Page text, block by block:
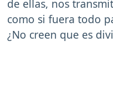
de ellas, nos
como si fuera todo
¿No creen que es